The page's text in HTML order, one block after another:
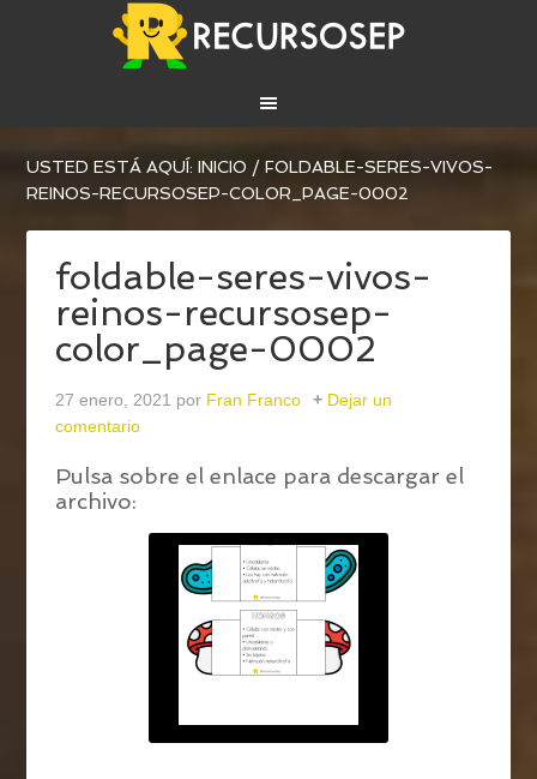
USTED ESTÁ AQUÍ:INICIO / FOLDABLE-SERES-VIVOS-
REINOS-RECURSOSEP-COLOR_PAGE-0002
foldable-seres-vivos-
reinos-recursosep-
color_page-0002
27 enero, 2021 por Fran Franco
Dejar un
comentario
Pulsa sobre el enlace para descargar el
archivo: